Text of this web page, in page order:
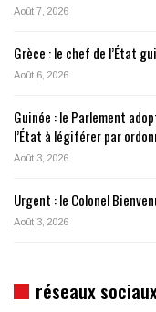
Août 7, 2026
Grèce : le chef de l’État
Août 6, 2026
Guinée : le Parlement
l’État à légiférer par
Août 3, 2026
Urgent : le Colonel
Août 3, 2026
réseaux